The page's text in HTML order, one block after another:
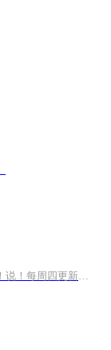
你说我说同学说，校园趣事说！说！说！每周四更新，敬请期待！你身边有什么学校中的趣事囧事糗事吗？想参与我们的吐槽吗？下载高考蜂背APP，每周六我们将在日报专栏开放下期话题投稿，只要你的留言够奇葩，就有机会在节目中被读出哦~！更多内容，请安装高...